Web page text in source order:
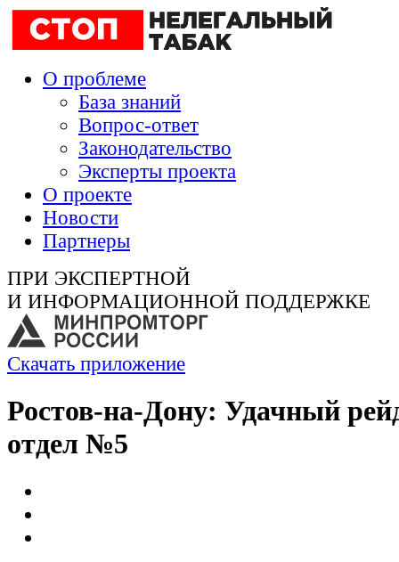
О проблеме
База знаний
Вопрос-ответ
Законодательство
Эксперты проекта
О проекте
Новости
Партнеры
ПРИ ЭКСПЕРТНОЙ
И ИНФОРМАЦИОННОЙ ПОДДЕРЖКЕ
Скачать приложение
Ростов-на-Дону: Удачный
отдел №5